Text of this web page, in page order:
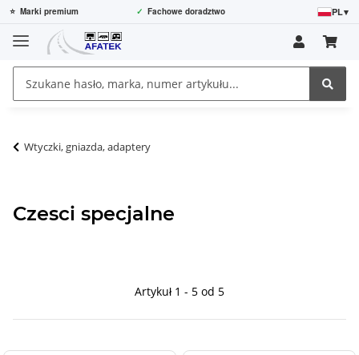
⭐ Marki premium ✓ Fachowe doradztwo PL▾
Wtyczki, gniazda, adaptery
Czesci specjalne
Artykuł 1 - 5 od 5